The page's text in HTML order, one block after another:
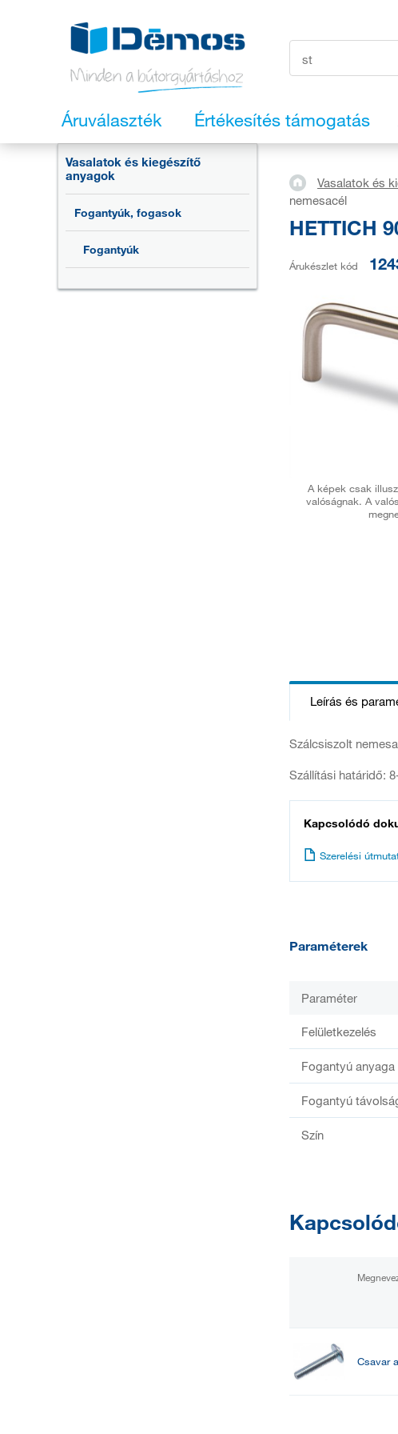
Áruválaszték Értékesítés támogatás
Vasalatok és kiegészítő
anyagok
Fogantyúk, fogasok
Fogantyúk
Vasalatok és
nemesacél
HETTICH
Árukészlet kód
A képek csak
valóságnak. A
Leírás és
Szálcsiszolt
Szállítási határidő:
Kapcsolódó
Szerelési
Paraméterek
Paraméter
Felületkezelés
Fogantyú anyaga
Fogantyú
Szín
Csavar